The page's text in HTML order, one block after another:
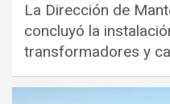
La Dirección de
concluyó la
transformadores y